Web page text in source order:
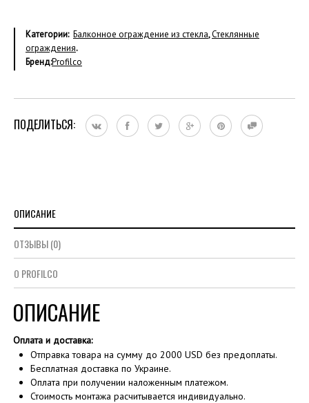
Категории: Балконное ограждение из стекла,Стеклянные
ограждения.
Бренд:Profilco
ПОДЕЛИТЬСЯ:
ОПИСАНИЕ
ОТЗЫВЫ (0)
О PROFILCO
ОПИСАНИЕ
Оплата и доставка:
Отправка товара на сумму до 2000 USD без предоплаты.
Бесплатная доставка по Украине.
Оплата при получении наложенным платежом.
Стоимость монтажа расчитывается индивидуально.